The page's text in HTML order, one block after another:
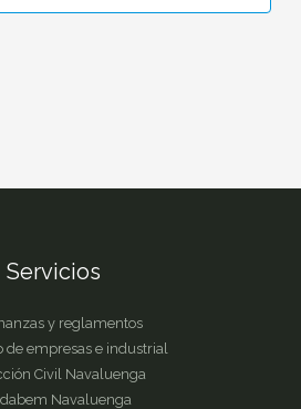
Servicios
y reglamentos
de empresas e industrial
Civil Navaluenga
Navaluenga